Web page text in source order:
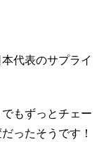
代表のサプライ
もずっとチェー
ったそうです！